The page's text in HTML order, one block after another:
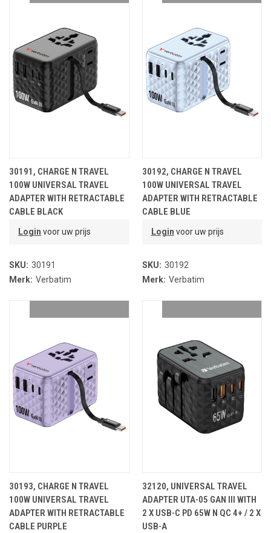
30191, CHARGE N TRAVEL
100W UNIVERSAL TRAVEL
ADAPTER WITH RETRACTABLE
CABLE BLACK
Login voor uw prijs
SKU: 30191
Merk: Verbatim
30192, CHARGE N TRAVEL
100W UNIVERSAL TRAVEL
ADAPTER WITH RETRACTABLE
CABLE BLUE
Login voor uw prijs
SKU: 30192
Merk: Verbatim
30193, CHARGE N TRAVEL
100W UNIVERSAL TRAVEL
ADAPTER WITH RETRACTABLE
CABLE PURPLE
32120, UNIVERSAL TRAVEL
ADAPTER UTA-05 GAN III WITH
2 X USB-C PD 65W N QC 4+ / 2 X
USB-A